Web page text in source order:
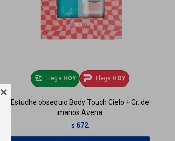

Llega HOY Llega HOY
Estuche obsequio Body Touch Cielo + Cr. de
manos Avena
$ 672